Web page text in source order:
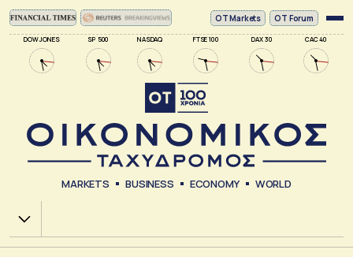
DOW JONES SP 500 NASDAQ FTSE 100 DAX 30 CAC 40
ΟΤ Markets OT Forum
MARKETS BUSINESS ECONOMY WORLD
Χ.Α.